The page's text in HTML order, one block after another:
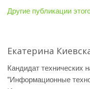
Другие публикации
Екатерина
Кандидат технических
"Информационные